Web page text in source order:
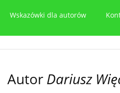
Wskazówki dla autorów
Autor Dariusz